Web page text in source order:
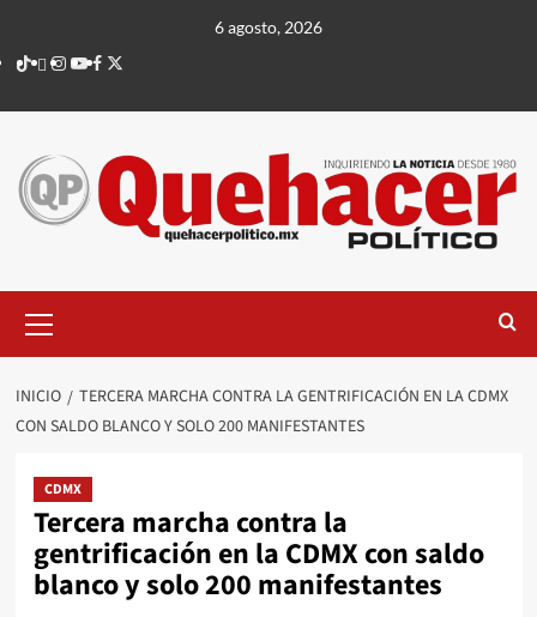
contenido
6 agosto, 2026
TikTok
threads
Instagram
Youtube
Facebook
X
principal
INICIO
TERCERA MARCHA CONTRA LA GENTRIFICACIÓN EN LA CDMX
CON SALDO BLANCO Y SOLO 200 MANIFESTANTES
CDMX
Tercera marcha contra la
gentrificación en la CDMX con saldo
blanco y solo 200 manifestantes